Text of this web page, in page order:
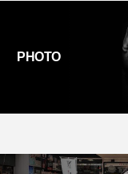
PHOTO